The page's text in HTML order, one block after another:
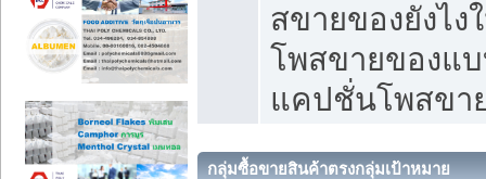
สขายของยังไ
โพสขายของแ
แคปชั่นโพสขา
กลุ่มซื้อขายสินค้าตรงกลุ่มเป้าหมาย